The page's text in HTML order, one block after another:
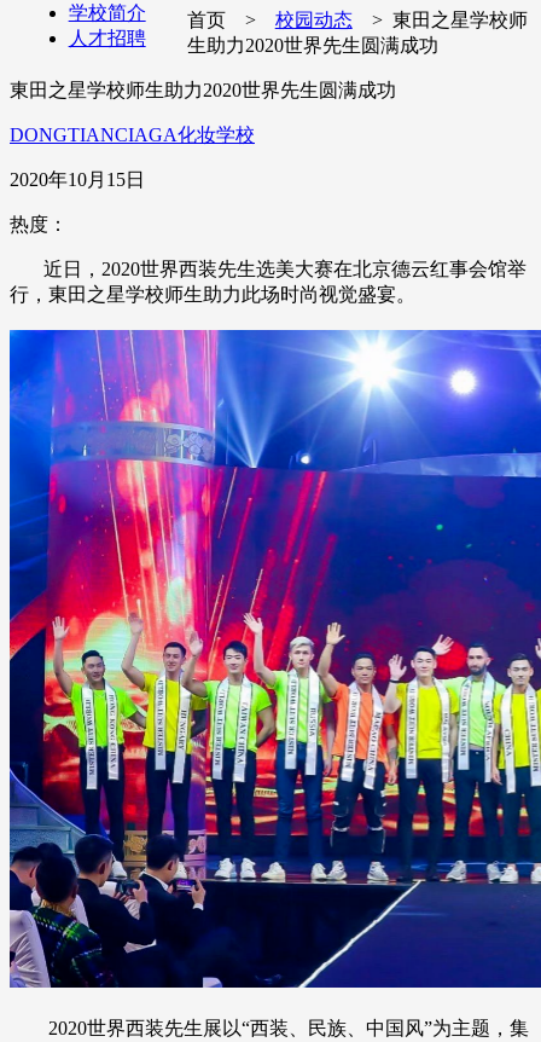
学校简介
人才招聘
首页 > 校园动态> 東田之星学校师
生助力2020世界先生圆满成功
東田之星学校师生助力2020世界先生圆满成功
DONGTIANCIAGA化妆学校
2020年10月15日
热度：
近日，2020世界西装先生选美大赛在北京德云红事会馆举
行，東田之星学校师生助力此场时尚视觉盛宴。
2020世界西装先生展以“西装、民族、中国风”为主题，集